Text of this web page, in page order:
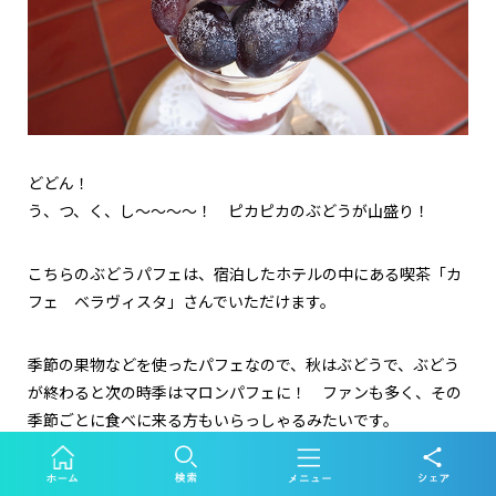
どどん！
う、つ、く、し～～～～！ ピカピカのぶどうが山盛り！
こちらのぶどうパフェは、宿泊したホテルの中にある喫茶「カ
フェ ベラヴィスタ」さんでいただけます。
季節の果物などを使ったパフェなので、秋はぶどうで、ぶどう
が終わると次の時季はマロンパフェに！ ファンも多く、その
季節ごとに食べに来る方もいらっしゃるみたいです。
ぶどうパフェは、生のぶどう、酸味が強めのさっぱりとしたぶ